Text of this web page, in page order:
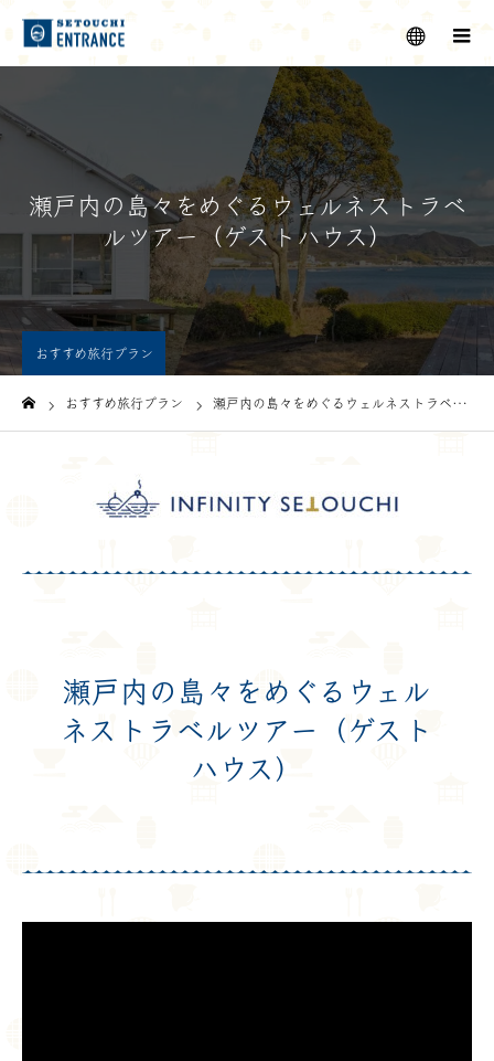
メニュー
瀬戸内の島々をめぐるウェルネストラベ
ルツアー（ゲストハウス）
おすすめ旅行プラン
おすすめ旅行プラン 瀬戸内の島々をめぐるウェルネストラベルツアー（ゲストハウス）
瀬戸内の島々をめぐるウェル
ネストラベルツアー（ゲスト
ハウス）